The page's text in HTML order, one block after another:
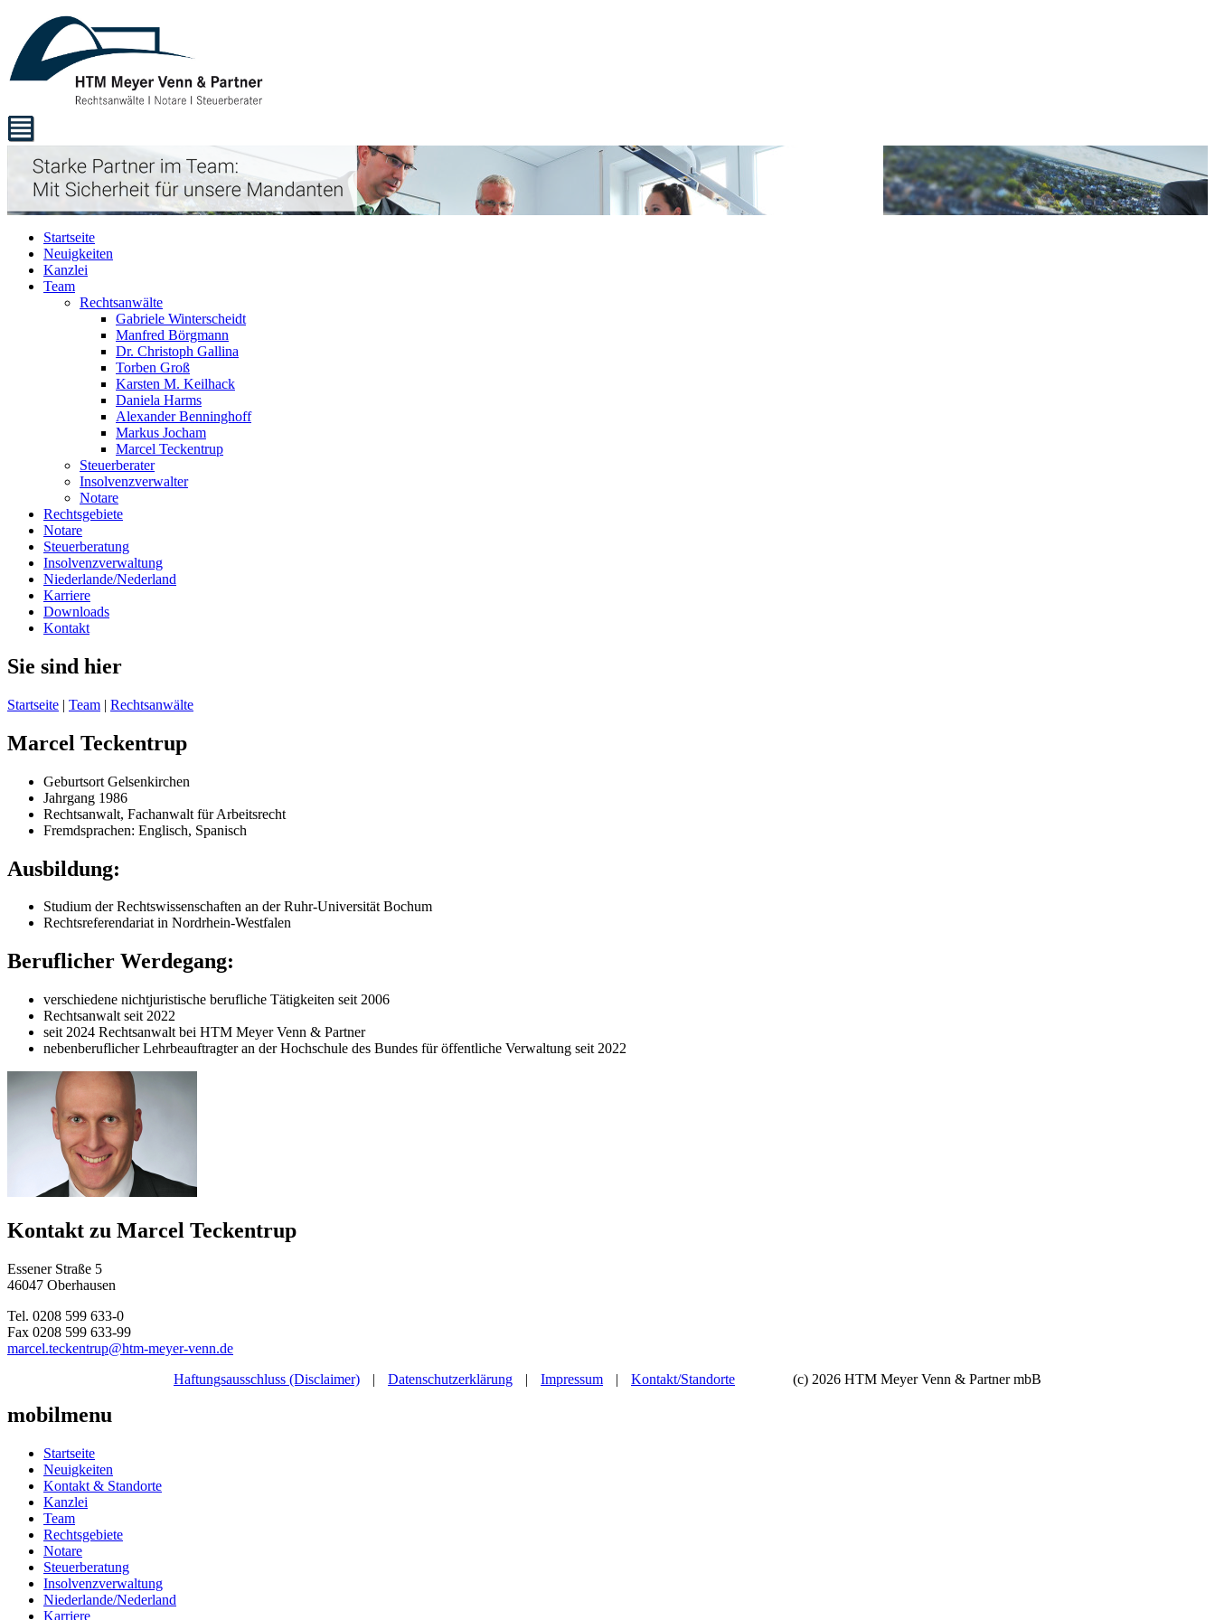
Startseite
Neuigkeiten
Kanzlei
Team
Rechtsanwälte
Gabriele Winterscheidt
Manfred Börgmann
Dr. Christoph Gallina
Torben Groß
Karsten M. Keilhack
Daniela Harms
Alexander Benninghoff
Markus Jocham
Marcel Teckentrup
Steuerberater
Insolvenzverwalter
Notare
Rechtsgebiete
Notare
Steuerberatung
Insolvenzverwaltung
Niederlande/Nederland
Karriere
Downloads
Kontakt
Sie sind hier
Startseite | Team | Rechtsanwälte
Marcel Teckentrup
Geburtsort Gelsenkirchen
Jahrgang 1986
Rechtsanwalt, Fachanwalt für Arbeitsrecht
Fremdsprachen: Englisch, Spanisch
Ausbildung:
Studium der Rechtswissenschaften an der Ruhr-Universität Bochum
Rechtsreferendariat in Nordrhein-Westfalen
Beruflicher Werdegang:
verschiedene nichtjuristische berufliche Tätigkeiten seit 2006
Rechtsanwalt seit 2022
seit 2024 Rechtsanwalt bei HTM Meyer Venn & Partner
nebenberuflicher Lehrbeauftragter an der Hochschule des Bundes für öffentliche Verwaltung seit 2022
Kontakt zu Marcel Teckentrup
Essener Straße 5
46047 Oberhausen
Tel. 0208 599 633-0
Fax 0208 599 633-99
marcel.teckentrup@htm-meyer-venn.de
Haftungsausschluss (Disclaimer)
| Datenschutzerklärung | Impressum | Kontakt/Standorte (c) 2026 HTM Meyer Venn & Partner mbB
mobilmenu
Startseite
Neuigkeiten
Kontakt & Standorte
Kanzlei
Team
Rechtsgebiete
Notare
Steuerberatung
Insolvenzverwaltung
Niederlande/Nederland
Karriere